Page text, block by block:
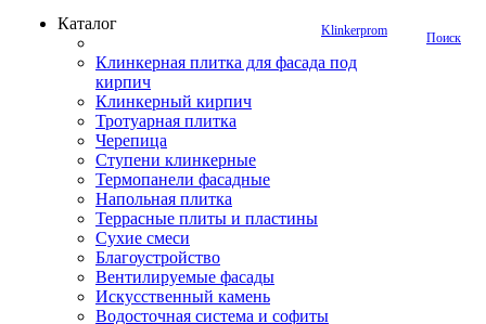
Поиск
Klinkerprom
Каталог
Клинкерная плитка для фасада под
кирпич
Клинкерный кирпич
Тротуарная плитка
Черепица
Ступени клинкерные
Термопанели фасадные
Напольная плитка
Террасные плиты и пластины
Сухие смеси
Благоустройство
Вентилируемые фасады
Искусственный камень
Водосточная система и софиты